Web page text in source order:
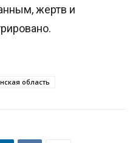
жертв и
область